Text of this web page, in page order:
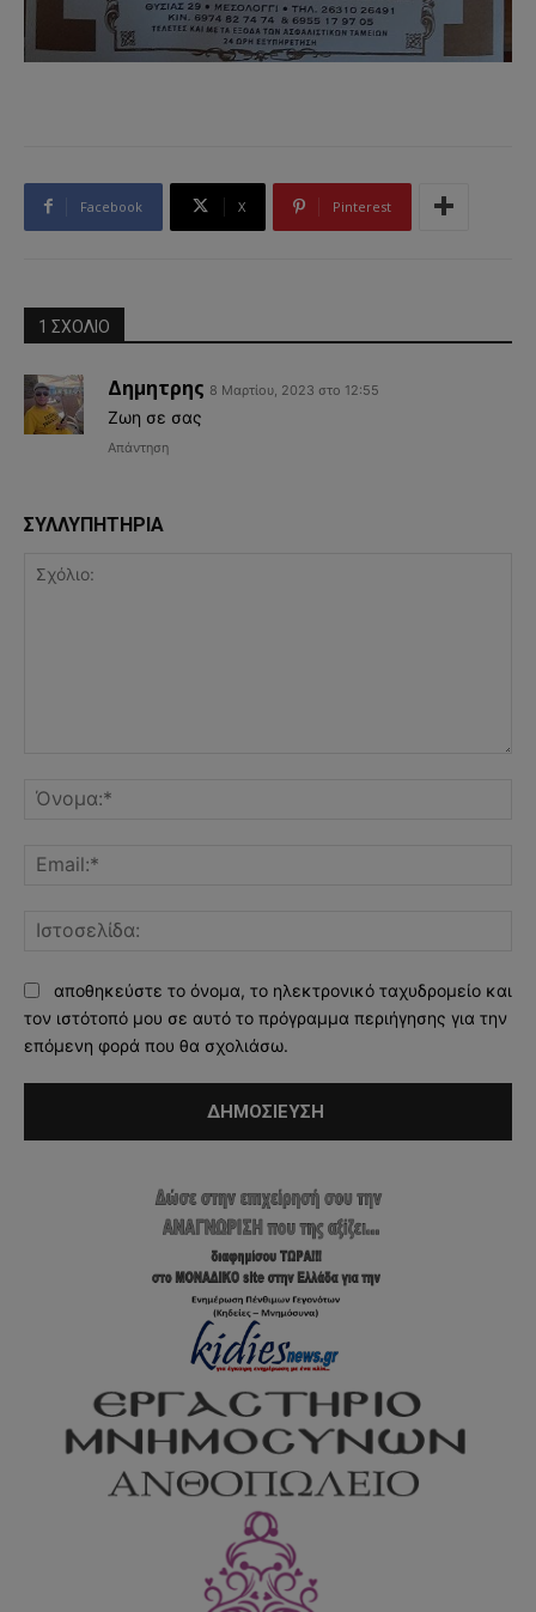
Facebook X Pinterest
1 ΣΧΟΛΙΟ
Δημητρης 8 Μαρτίου, 2023 στο 12:55
Ζωη σε σας
Απάντηση
ΣΥΛΛΥΠΗΤΗΡΙΑ
αποθηκεύστε το όνομα, το ηλεκτρονικό ταχυδρομείο και
τον ιστότοπό μου σε αυτό το πρόγραμμα περιήγησης για την
επόμενη φορά που θα σχολιάσω.